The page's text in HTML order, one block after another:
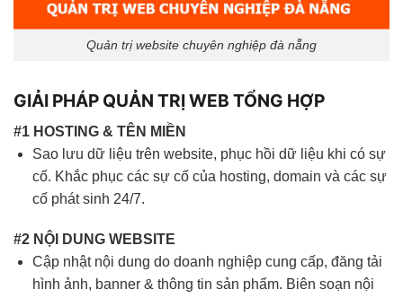
Quản trị website chuyên nghiệp đà nẵng
GIẢI PHÁP QUẢN TRỊ WEB TỔNG HỢP
#1 HOSTING & TÊN MIỀN
Sao lưu dữ liệu trên website, phục hồi dữ liệu khi có sự
cố. Khắc phục các sự cố của hosting, domain và các sự
cố phát sinh 24/7.
#2 NỘI DUNG WEBSITE
Cập nhật nội dung do doanh nghiệp cung cấp, đăng tải
hình ảnh, banner & thông tin sản phẩm. Biên soạn nội